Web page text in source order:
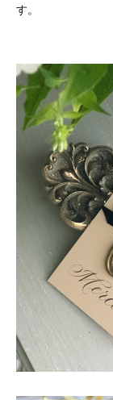
す。